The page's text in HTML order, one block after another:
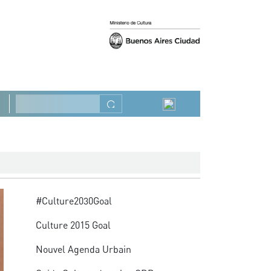
Advocacy
#Culture2030Goal
Culture 2015 Goal
Nouvel Agenda Urbain